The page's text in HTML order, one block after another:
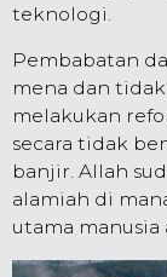
tekno­logi.
Pembabatan
mena dan
melakukan
secara tidak
banjir. Allah
alamiah di
utama